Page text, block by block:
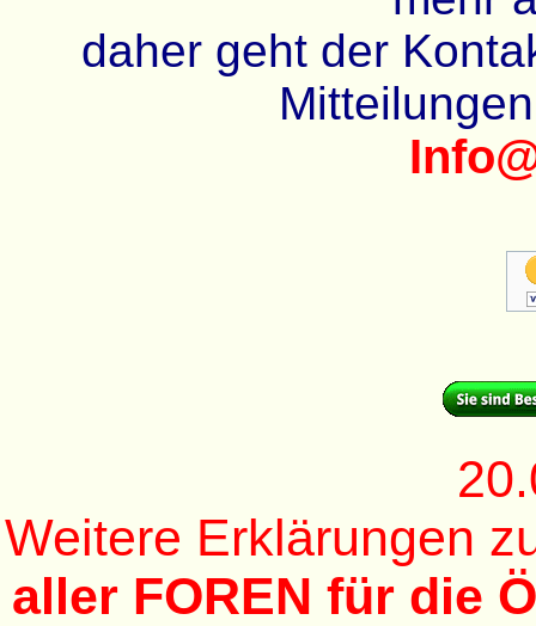
daher geht der
Weitere Erklärungen
aller FOREN für die